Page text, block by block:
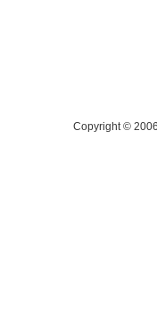
Copyright ©